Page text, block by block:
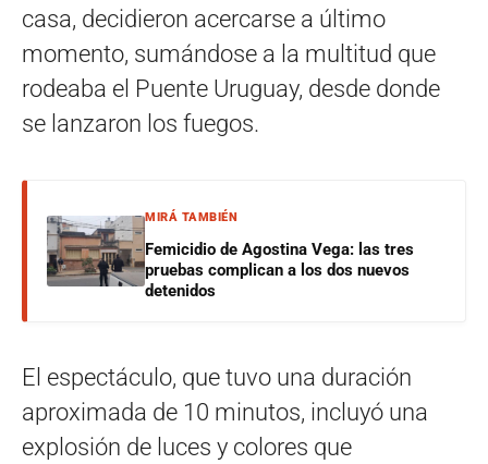
casa, decidieron acercarse a último
momento, sumándose a la multitud que
rodeaba el Puente Uruguay, desde donde
se lanzaron los fuegos.
MIRÁ TAMBIÉN
Femicidio de Agostina Vega: las tres
pruebas complican a los dos nuevos
detenidos
El espectáculo, que tuvo una duración
aproximada de 10 minutos, incluyó una
explosión de luces y colores que